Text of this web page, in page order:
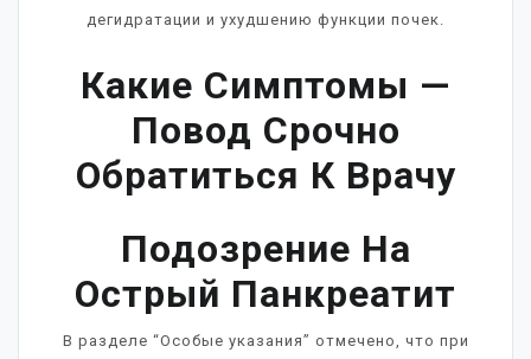
дегидратации и ухудшению функции почек.
Какие Симптомы —
Повод Срочно
Обратиться К Врачу
Подозрение На
Острый Панкреатит
В разделе “Особые указания” отмечено, что при